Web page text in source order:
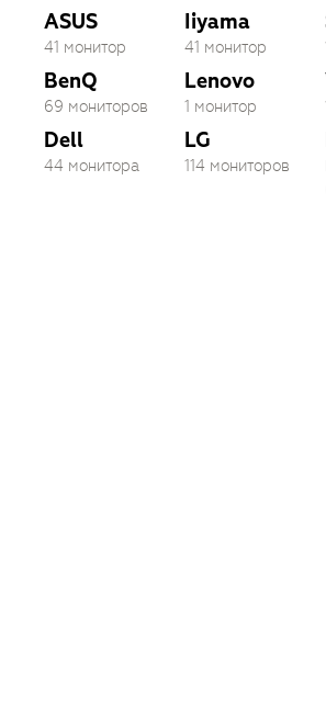
ASUS
41 монитор
BenQ
69 мониторов
Dell
44 монитора
Iiyama
41 монитор
Lenovo
1 монитор
LG
114 мониторов